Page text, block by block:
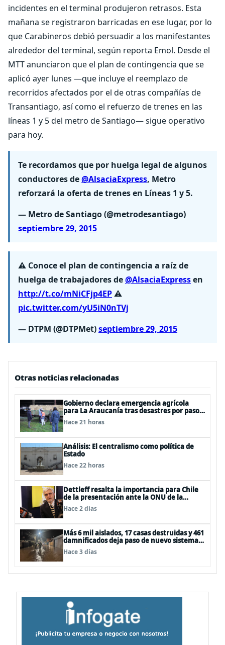
incidentes en el terminal produjeron retrasos. Esta
mañana se registraron barricadas en ese lugar, por lo
que Carabineros debió persuadir a los manifestantes
alrededor del terminal, según reporta Emol. Desde el
MTT anunciaron que el plan de contingencia que se
aplicó ayer lunes —que incluye el reemplazo de
recorridos afectados por el de otras compañías de
Transantiago, así como el refuerzo de trenes en las
líneas 1 y 5 del metro de Santiago— sigue operativo
para hoy.
Te recordamos que por huelga legal de algunos
conductores de@AlsaciaExpress, Metro
reforzará la oferta de trenes en Líneas 1 y 5.
— Metro de Santiago (@metrodesantiago)
septiembre 29, 2015
⚠ Conoce el plan de contingencia a raíz de
huelga de trabajadores de@AlsaciaExpressen
http://t.co/mNiCFjp4EP⚠
pic.twitter.com/yU5iN0nTVj
— DTPM (@DTPMet)septiembre 29, 2015
Otras noticias relacionadas
Gobierno declara emergencia agrícola
para La Araucanía tras desastres por pasos
de sistemas frontales
Hace 21 horas
Análisis: El centralismo como política de
Estado
Hace 22 horas
Dettleff resalta la importancia para Chile
de la presentación ante la ONU de la
Plataforma Continental Extendida del
Archipiélago Juan Fernández
Hace 2 días
Más 6 mil aislados, 17 casas destruidas y 461
damnificados deja paso de nuevo sistema
frontal
Hace 3 días